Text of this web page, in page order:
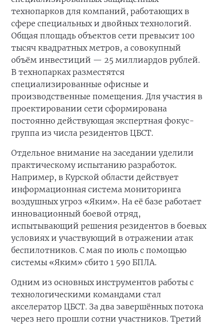
технопарков для компаний, работающих в
сфере специальных и двойных технологий.
Общая площадь объектов сети превысит 100
тысяч квадратных метров, а совокупный
объём инвестиций — 25 миллиардов рублей.
В технопарках разместятся
специализированные офисные и
производственные помещения. Для участия в
проектировании сети сформирована
постоянно действующая экспертная фокус-
группа из числа резидентов ЦБСТ.
Отдельное внимание на заседании уделили
практическому испытанию разработок.
Например, в Курской области действует
информационная система мониторинга
воздушных угроз «Яким». На её базе работает
инновационный боевой отряд,
испытывающий решения резидентов в боевых
условиях и участвующий в отражении атак
беспилотников. С мая по июль с помощью
системы «Яким» сбито 1 590 БПЛА.
Одним из основных инструментов работы с
технологическими командами стал
акселератор ЦБСТ. За два завершённых потока
через него прошли сотни участников. Третий